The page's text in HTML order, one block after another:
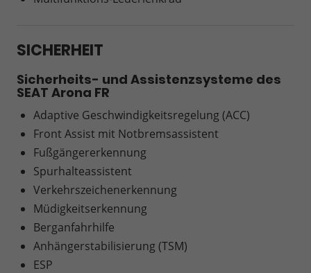
SICHERHEIT
Sicherheits- und Assistenzsysteme des
SEAT Arona FR
Adaptive Geschwindigkeitsregelung (ACC)
Front Assist mit Notbremsassistent
Fußgängererkennung
Spurhalteassistent
Verkehrszeichenerkennung
Müdigkeitserkennung
Berganfahrhilfe
Anhängerstabilisierung (TSM)
ESP